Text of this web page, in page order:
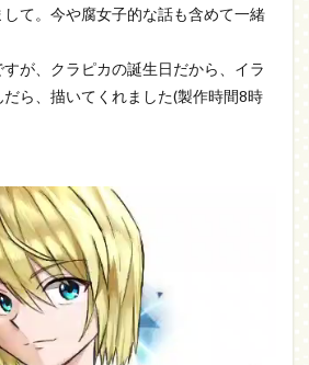
て。今や腐女子的な話も含めて一緒
が、クラピカの誕生日だから、イラ
ら、描いてくれました(製作時間8時